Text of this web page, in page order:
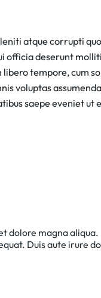
atque corrupti
officia deserunt
tempore, cum
voluptas assumenda
saepe eveniet ut
dolore magna aliqua.
Duis aute irure